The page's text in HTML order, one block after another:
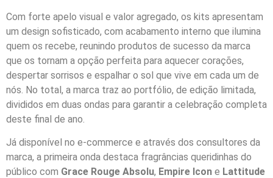
Com forte apelo visual e valor agregado, os kits apresentam
um design sofisticado, com acabamento interno que ilumina
quem os recebe, reunindo produtos de sucesso da marca
que os tornam a opção perfeita para aquecer corações,
despertar sorrisos e espalhar o sol que vive em cada um de
nós. No total, a marca traz ao portfólio, de edição limitada,
divididos em duas ondas para garantir a celebração completa
deste final de ano.
Já disponível no e-commerce e através dos consultores da
marca, a primeira onda destaca fragrâncias queridinhas do
público com Grace Rouge Absolu, Empire Icon e Lattitude